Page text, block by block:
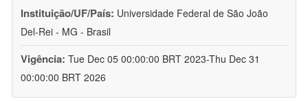
Instituição/UF/País: Universidade Federal de São João
Del-Rei - MG - Brasil
Vigência: Tue Dec 05 00:00:00 BRT 2023-Thu Dec 31
00:00:00 BRT 2026